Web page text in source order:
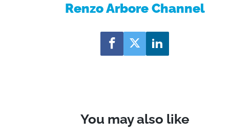
Renzo Arbore Channel
You may also like